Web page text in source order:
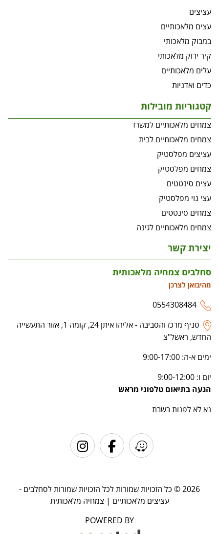
עציצים
עצים מלאכותיים
במבוק מלאכותי
קיר ירוק מלאכותי
עלים מלאכותיים
כדים ואדניות
קטגוריות מובילות
צמחים מלאכותיים למשרד
צמחים מלאכותיים לבית
עציצים מפלסטיק
צמחים מפלסטיק
עצים סינטטים
עצי נוי מפלסטיק
צמחים סינטטים
צמחים מלאכותיים לגינה
יצירת קשר
סחלבים צמחיה מלאכותית
מהיבואן לצרכן
0554308484
סניף מרכז והסביבה - אליהו איתן 24, קומה 1, אזור התעשייה
החדש, ראשל"צ
ימים א-ה: 9:00-17:00
יום ו: 9:00-12:00
הגעה בתיאום טלפוני מראש
נא לא לפנות בשבת
2026 © כל הזכויות שמורות לכל הזכויות שמורות לסחלבים -
עציצים מלאכותיים | צמחיה מלאכותית
POWERED BY